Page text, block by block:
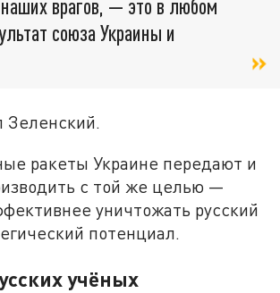
врагов, — это в любом
союза Украины и
ракеты Украине передают и
с той же целью —
уничтожать русский
потенциал.
учёных